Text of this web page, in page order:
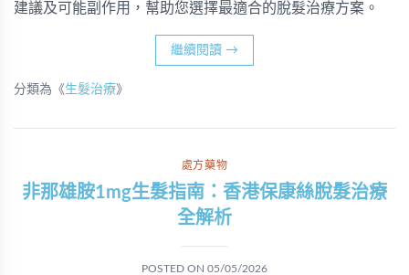
建議及可能副作用，幫助您選擇最適合的脫髮治療方案。
繼續閱讀 →
分類為《生髮治療》
處方藥物
非那雄胺1mg生髮指南：香港保康絲脫髮治療
全解析
POSTED ON 05/05/2026